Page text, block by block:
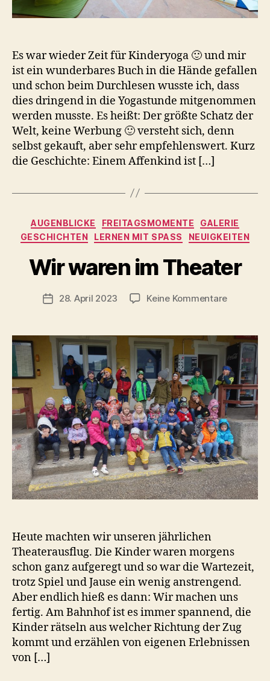
Es war wieder Zeit für Kinderyoga 🙂 und mir
ist ein wunderbares Buch in die Hände gefallen
und schon beim Durchlesen wusste ich, dass
dies dringend in die Yogastunde mitgenommen
werden musste. Es heißt: Der größte Schatz der
Welt, keine Werbung 🙂 versteht sich, denn
selbst gekauft, aber sehr empfehlenswert. Kurz
die Geschichte: Einem Affenkind ist […]
Kategorien
AUGENBLICKE FREITAGSMOMENTE
GALERIE
GESCHICHTEN
LERNEN MIT SPASS NEUIGKEITEN
Wir waren im Theater
Beitragsautor
V
n
C
ri
a
Veröffentlichungsdatum
28. April 2023 Keine Kommentarezu
im
Theater
Heute machten wir unseren jährlichen
Theaterausflug. Die Kinder waren morgens
schon ganz aufgeregt und so war die Wartezeit,
trotz Spiel und Jause ein wenig anstrengend.
Aber endlich hieß es dann: Wir machen uns
fertig. Am Bahnhof ist es immer spannend, die
Kinder rätseln aus welcher Richtung der Zug
kommt und erzählen von eigenen Erlebnissen
von […]